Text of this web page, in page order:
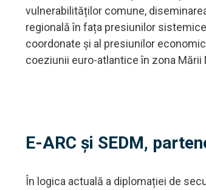
vulnerabilităților comune,
regională în fața presiunilor
coordonate și al presiunilor
coeziunii euro-atlantice în zona Mării
E-ARC și SEDM,
În logica actuală a diplomației de